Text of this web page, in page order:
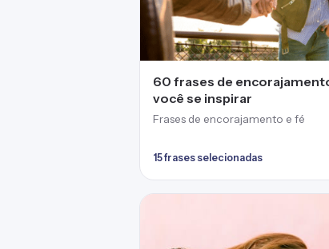
60 frases de
você se inspirar
Frases de encorajamento e fé
15 frases selecionadas